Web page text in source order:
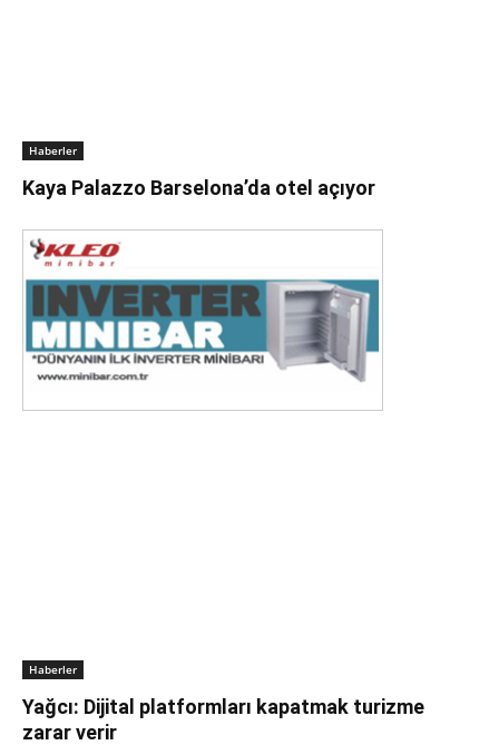
Haberler
Kaya Palazzo Barselona’da otel açıyor
Haberler
Yağcı: Dijital platformları kapatmak turizme
zarar verir